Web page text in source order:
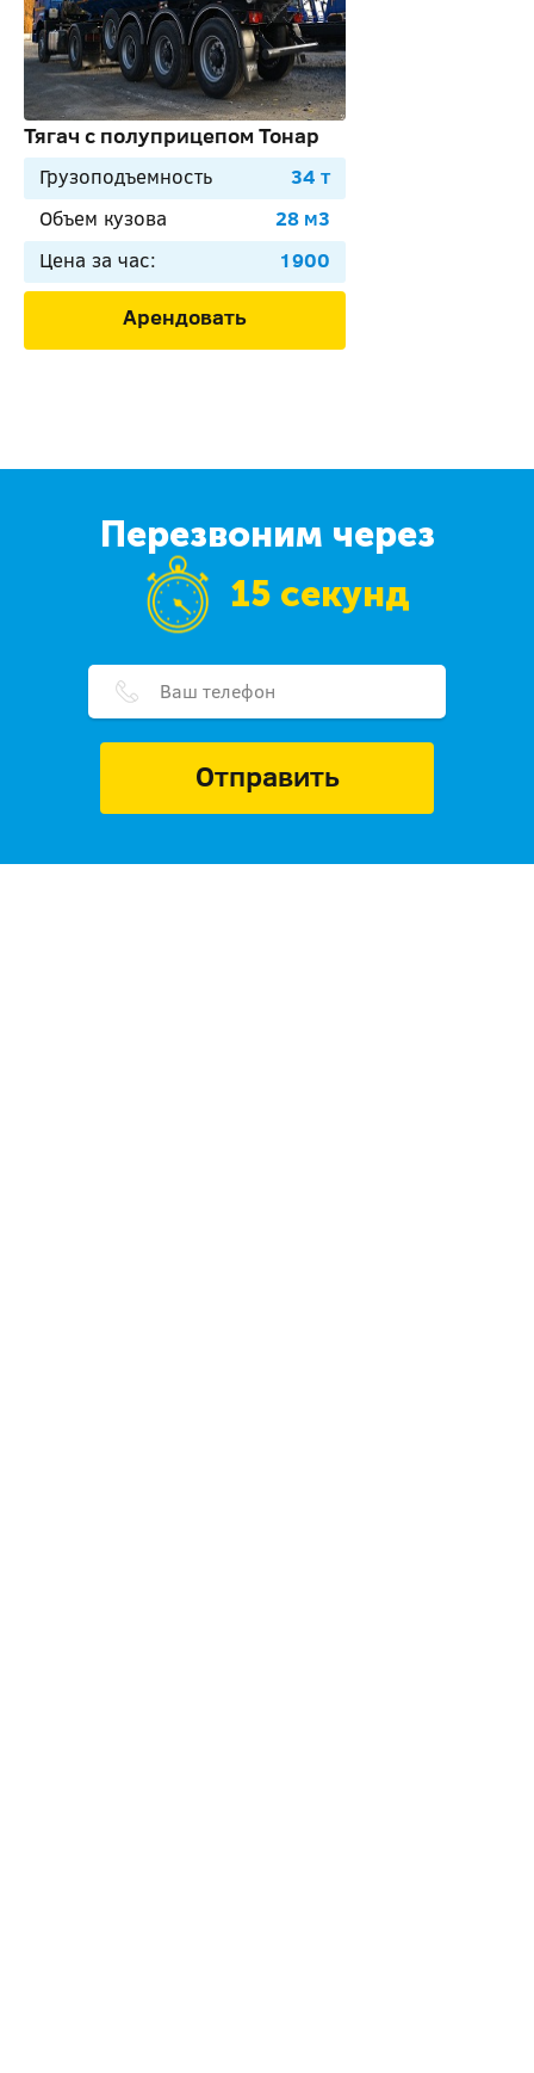
Тягач с полуприцепом Тонар
Грузоподъемность
34 т
Объем кузова
28 м3
Цена за час:
1900
Арендовать
Перезвоним через
15 секунд
Отправить